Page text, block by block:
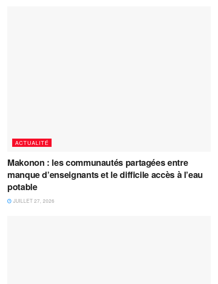
ACTUALITÉ
Makonon : les communautés partagées entre
manque d’enseignants et le difficile accès à l’eau
potable
JUILLET 27, 2026